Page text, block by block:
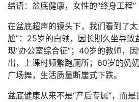
结语：盆底健康，女性的“终身工程”
在盆底超声的镜头下，我们看到了
尬”：25岁的白领，因长期久坐导致
现“办公室综合征”；40岁的教师，
出，上课时频繁跑厕所；60岁的奶
广场舞，生活质量断崖式下跌。
盆底健康从来不是“产后专属”，而